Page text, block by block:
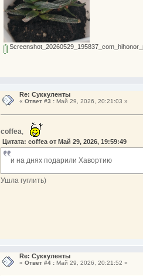
Re: Суккуленты
« Ответ #3 :Май 29, 2026, 20:21:03 »
coffea,
Цитата: coffea от Май 29, 2026, 19:59:49
и на днях подарили Хавортию
Ушла гуглить)
Re: Суккуленты
« Ответ #4 :Май 29, 2026, 20:21:52 »